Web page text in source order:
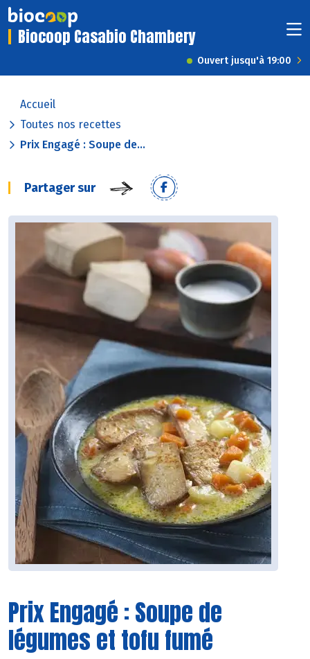
Biocoop Casabio Chambery
Ouvert jusqu'à 19:00
Accueil
Toutes nos recettes
Prix Engagé : Soupe de...
Partager sur
Prix Engagé : Soupe de
légumes et tofu fumé